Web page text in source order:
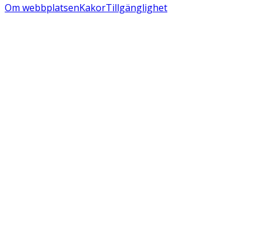
Om webbplatsenKakorTillgänglighet